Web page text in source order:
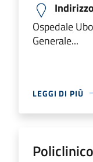
Indirizzo
Ospedale
Generale...
LEGGI DI PIÙ